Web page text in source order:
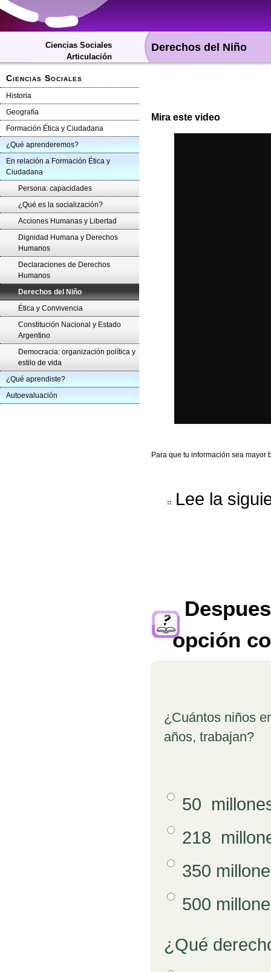
Ciencias Sociales
Articulación
Ciencias Sociales
Historia
Geografía
Formación Ética y Ciudadana
¿Qué aprenderemos?
En relación a Formación Ética y
Ciudadana
Persona: capacidades
¿Qué es la socialización?
Acciones Humanas y Libertad
Dignidad Humana y Derechos
Humanos
Declaraciones de Derechos
Humanos
Derechos del Niño
Ética y Convivencia
Constitución Nacional y Estado
Argentino
Democracia: organización política y
estilo de vida
¿Qué aprendiste?
Autoevaluación
Derechos del Niño
Mira este video
Para que tu información sea mayor
Lee la
opción
¿Cuántos niños
años, trabajan?
Respuestas
Opción 150
Opción 2218
Opción 3350
Opción 4500
Pregunta
¿Qué